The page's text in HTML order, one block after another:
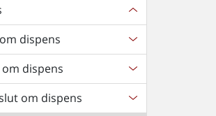
dispens
dispens
om dispens